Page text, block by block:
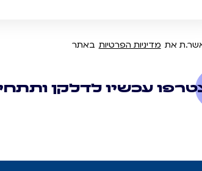
את מדיניות הפרטיות באתר
עכשיו לדלקן